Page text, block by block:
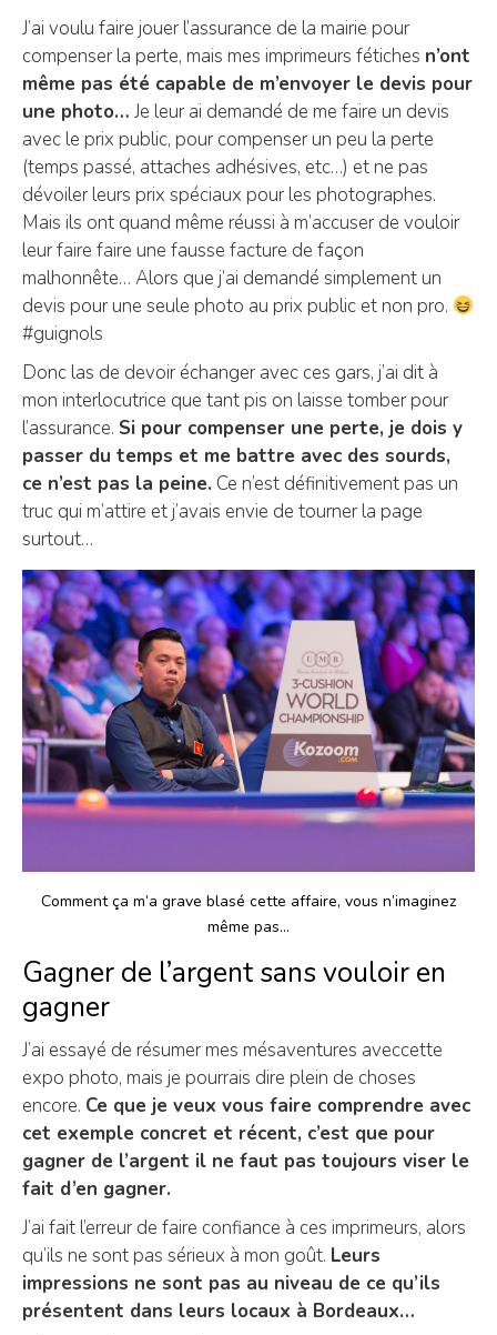
J’ai voulu faire jouer l’assurance de la mairie pour
compenser la perte, mais mes imprimeurs fétiches n’ont
même pas été capable de m’envoyer le devis pour
une photo… Je leur ai demandé de me faire un devis
avec le prix public, pour compenser un peu la perte
(temps passé, attaches adhésives, etc…) et ne pas
dévoiler leurs prix spéciaux pour les photographes.
Mais ils ont quand même réussi à m’accuser de vouloir
leur faire faire une fausse facture de façon
malhonnête… Alors que j’ai demandé simplement un
devis pour une seule photo au prix public et non pro.
#guignols
Donc las de devoir échanger avec ces gars, j’ai dit à
mon interlocutrice que tant pis on laisse tomber pour
l’assurance. Si pour compenser une perte, je dois y
passer du temps et me battre avec des sourds,
ce n’est pas la peine. Ce n’est définitivement pas un
truc qui m’attire et j’avais envie de tourner la page
surtout…
Comment ça m’a grave blasé cette affaire, vous n’imaginez
même pas…
Gagner de l’argent sans vouloir en
gagner
J’ai essayé de résumer mes mésaventures aveccette
expo photo, mais je pourrais dire plein de choses
encore. Ce que je veux vous faire comprendre avec
cet exemple concret et récent, c’est que pour
gagner de l’argent il ne faut pas toujours viser le
fait d’en gagner.
J’ai fait l’erreur de faire confiance à ces imprimeurs, alors
qu’ils ne sont pas sérieux à mon goût. Leurs
impressions ne sont pas au niveau de ce qu’ils
présentent dans leurs locaux à Bordeaux…